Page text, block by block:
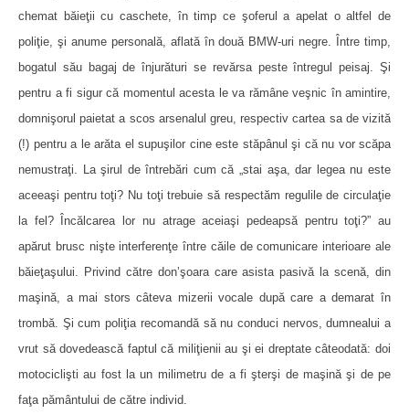
chemat băieţii cu caschete, în timp ce şoferul a apelat o altfel de
poliţie, şi anume personală, aflată în două BMW-uri negre. Între timp,
bogatul său bagaj de înjurături se revărsa peste întregul peisaj. Şi
pentru a fi sigur că momentul acesta le va rămâne veşnic în amintire,
domnişorul paietat a scos arsenalul greu, respectiv cartea sa de vizită
(!) pentru a le arăta el supuşilor cine este stăpânul şi că nu vor scăpa
nemustraţi. La şirul de întrebări cum că „stai aşa, dar legea nu este
aceeaşi pentru toţi? Nu toţi trebuie să respectăm regulile de circulaţie
la fel? Încălcarea lor nu atrage aceiaşi pedeapsă pentru toţi?” au
apărut brusc nişte interferenţe între căile de comunicare interioare ale
băieţaşului. Privind către don’şoara care asista pasivă la scenă, din
maşină, a mai stors câteva mizerii vocale după care a demarat în
trombă. Şi cum poliţia recomandă să nu conduci nervos, dumnealui a
vrut să dovedească faptul că miliţienii au şi ei dreptate câteodată: doi
motociclişti au fost la un milimetru de a fi şterşi de maşină şi de pe
faţa pământului de către individ.